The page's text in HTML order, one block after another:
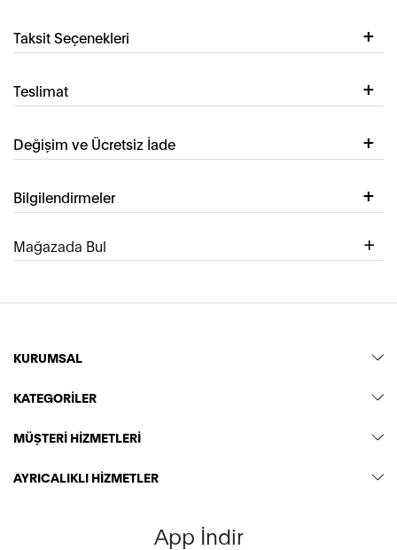
Taksit Seçenekleri
Teslimat
Değişim ve Ücretsiz İade
Bilgilendirmeler
Mağazada Bul
KURUMSAL
KATEGORİLER
MÜŞTERİ HİZMETLERİ
AYRICALIKLI HİZMETLER
App İndir